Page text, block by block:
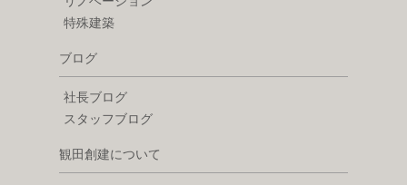
特殊建築
ブログ
社長ブログ
スタッフブログ
観田創建について